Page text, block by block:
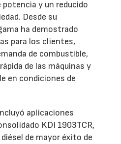
potencia y un reducido
Desde su
ha demostrado
para los clientes,
de combustible,
de las máquinas y
en condiciones de
aplicaciones
KDI 1903TCR,
de mayor éxito de